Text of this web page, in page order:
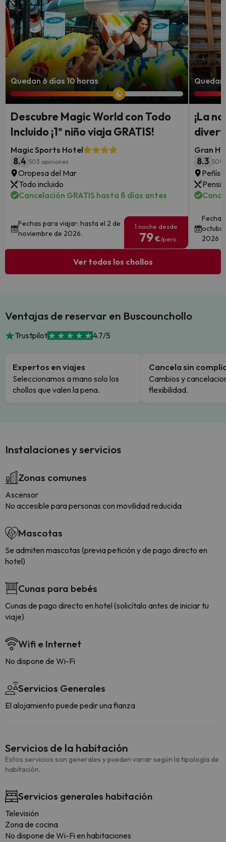
Quedan 6 días 10 horas
Descubre Magic World con Todo
Incluido ¡1º niño viaja GRATIS!
Magic Sports Hotel
8.4 503 opiniones
Oropesa del Mar
Todo incluido
Cancelación GRATIS hasta 8 días antes
Fechas para viajar: hasta el 2 de
noviembre de 2026.
1 noche desde
79€/pers.
Quedan
¡La
Gran
8.3
2026
Ver todos los chollos
Ventajas de reservar en Buscounchollo
Trustpilot 4.7/5
Expertos en viajes
Seleccionamos a mano solo los
chollos que valen la pena.
Cancela sin
Cambios y
flexibilidad.
Instalaciones y servicios
Zonas comunes
Ascensor
No accesible para personas con movilidad reducida
Mascotas
Se admiten mascotas (previa petición y de pago directo en
hotel)
Cunas para bebés
Cunas de pago directo en hotel (solicítalo antes de iniciar tu
viaje)
Wifi e Internet
No dispone de Wi-Fi
Servicios Generales
El alojamiento puede pedir una fianza
Servicios de la habitación
Estos servicios son generales y pueden variar según la tipología de
habitación.
Servicios generales habitación
Televisión
Zona de cocina
No dispone de Wi-Fi en habitaciones